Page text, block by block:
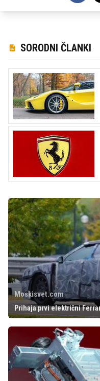
SORODNI ČLANKI
Moskisvet.com
Prihaja prvi električni